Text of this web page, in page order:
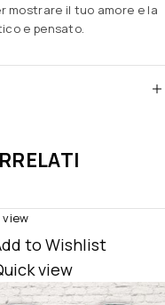
mostrare il tuo amore e la
e pensato.
to Wishlist
view
view